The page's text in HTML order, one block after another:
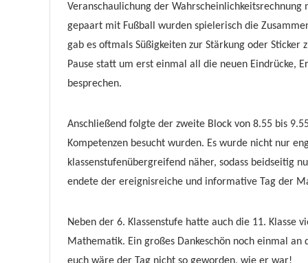
Veranschaulichung der Wahrscheinlichkeitsrechnung
gepaart mit Fußball wurden spielerisch die
gab es oftmals Süßigkeiten zur Stärkung oder Sticker
Pause statt um erst einmal all die neuen Eindrücke,
besprechen.
Anschließend folgte der zweite Block von 8.55 bis
Kompetenzen besucht wurden. Es wurde nicht nur
klassenstufenübergreifend näher, sodass beidseitig
endete der ereignisreiche und informative Tag der
Neben der 6. Klassenstufe hatte auch die 11. Klasse
Mathematik. Ein großes Dankeschön noch einmal an
euch wäre der Tag nicht so geworden, wie er war!